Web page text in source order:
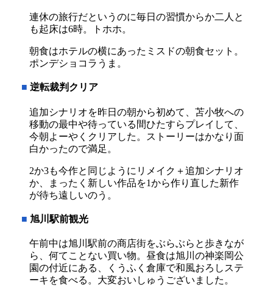
連休の旅行だというのに毎日の習慣からか二人と
も起床は6時。トホホ。
朝食はホテルの横にあったミスドの朝食セット。
ポンデショコラうま。
■ 逆転裁判クリア
追加シナリオを昨日の朝から初めて、苫小牧への
移動の最中や待っている間ひたすらプレイして、
今朝よーやくクリアした。ストーリーはかなり面
白かったので満足。
2か3も今作と同じようにリメイク＋追加シナリオ
か、まったく新しい作品を1から作り直した新作
が待ち遠しいのう。
■ 旭川駅前観光
午前中は旭川駅前の商店街をぶらぶらと歩きなが
ら、何てことない買い物。昼食は旭川の神楽岡公
園の付近にある、くうふく倉庫で和風おろしステ
ーキを食べる。大変おいしゅうございました。